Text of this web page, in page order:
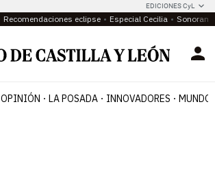
EDICIONES CyL
Recomendaciones eclipse Especial Cecilia
OPINIÓN LA POSADA INNOVADORES MUNDO